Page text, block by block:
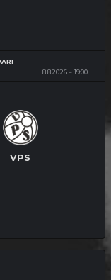
8.8.2026
19:00
VPS